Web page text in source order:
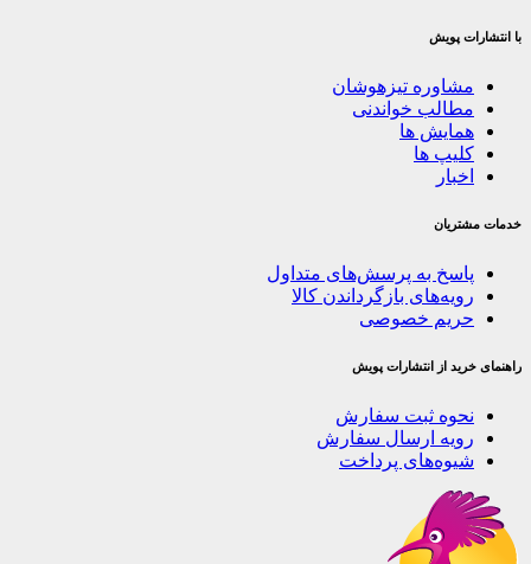
با انتشارات پویش
مشاوره تیزهوشان
مطالب خواندنی
همایش ها
کلیپ ها
اخبار
خدمات مشتریان
پاسخ به پرسش‌های متداول
رویه‌های بازگرداندن کالا
حریم خصوصی
راهنمای خرید از انتشارات پویش
نحوه ثبت سفارش
رویه ارسال سفارش
شیوه‌های پرداخت